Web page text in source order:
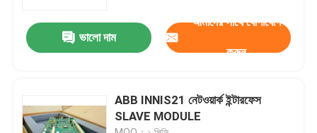
ব্লগ
ABB 800xa
ভালো দাম
আমাদের সাথে যোগাযোগ
করুন
ABB INNIS21 নেটওয়ার্ক ইন্টারফেস
SLAVE MODULE